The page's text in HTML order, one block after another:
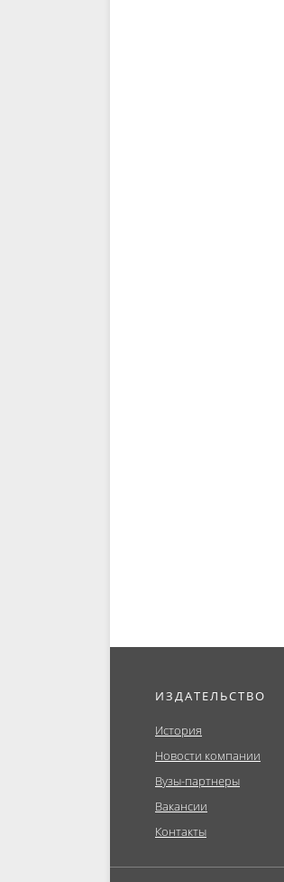
ИЗДАТЕЛЬСТВО
История
Новости компании
Вузы-партнеры
Вакансии
Контакты